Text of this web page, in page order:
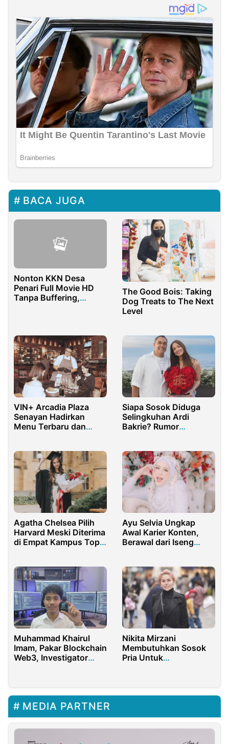
BACA JUGA
Nonton KKN Desa
Penari Full Movie HD
Tanpa Buffering,
The Good Bois: Taking
Dog Treats to The Next
Level
VIN+ Arcadia Plaza
Senayan Hadirkan
Menu Terbaru dan
Siapa Sosok Diduga
Selingkuhan Ardi
Bakrie? Rumor
Media Sosial
Agatha Chelsea Pilih
Harvard Meski Diterima
di Empat Kampus Top
Ayu Selvia Ungkap
Awal Karier Konten,
Berawal dari Iseng
Muhammad Khairul
Imam, Pakar Blockchain
Web3, Investigator
Nikita Mirzani
Membutuhkan Sosok
Pria Untuk
MEDIA PARTNER